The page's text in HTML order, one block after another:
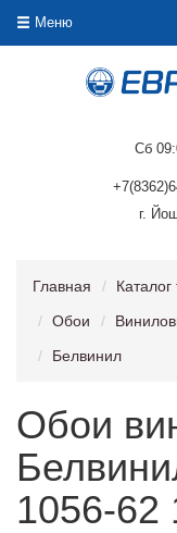
Меню
Сб
г.
Главная Каталог
Обои
Белвинил
Обои
1056-62